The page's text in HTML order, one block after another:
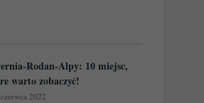
Rodan-Alpy: 10 miejsc,
warto zobaczyć!
2022